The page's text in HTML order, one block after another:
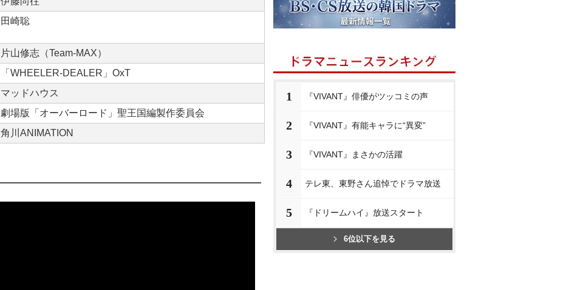
田崎聡
片山修志（Team-MAX）
「WHEELER-DEALER」OxT
マッドハウス
劇場版「オーバーロード」聖王国編製作委員会
角川ANIMATION
1 『VIVANT』俳優がツッコミの声
2 『VIVANT』有能キャラに“異変”
3 『VIVANT』まさかの活躍
4 テレ東、東野さん追悼でドラマ放送
5 『ドリームハイ』放送スタート
6位以下を見る